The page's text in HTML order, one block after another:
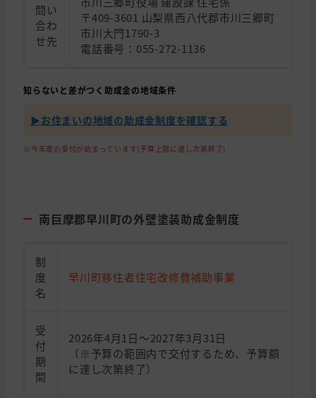
問い
合わ
せ先
〒409-3601 山梨県西八代郡市川三郷町
市川大門1790-3
電話番号：055-272-1136
知らないと差がつく助成金の地域条件
▶︎お住まいの地域の助成金制度を確認する
※今年度の受付が始まっています(予算上限に達し次第終了)
南巨摩郡早川町の外壁塗装助成金制度
制
度
名
早川町移住者住宅改修費補助事業
受
付
期
間
2026年4月1日～2027年3月31日
（※予算の範囲内で交付するため、予算額
に達し次第終了）